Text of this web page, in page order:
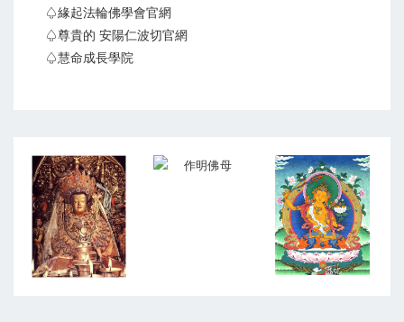
♤緣起法輪佛學會官網
♤尊貴的 安陽仁波切官網
♤慧命成長學院